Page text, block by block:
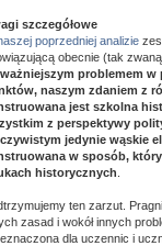
szczegółowe
poprzedniej analizie
obecnie (tak
problemem w
naszym zdaniem z
jest szkolna
z perspektywy
jedynie wąskie
w sposób,
historycznych
ten zarzut.
zasad i wokół innych
dla uczennic i